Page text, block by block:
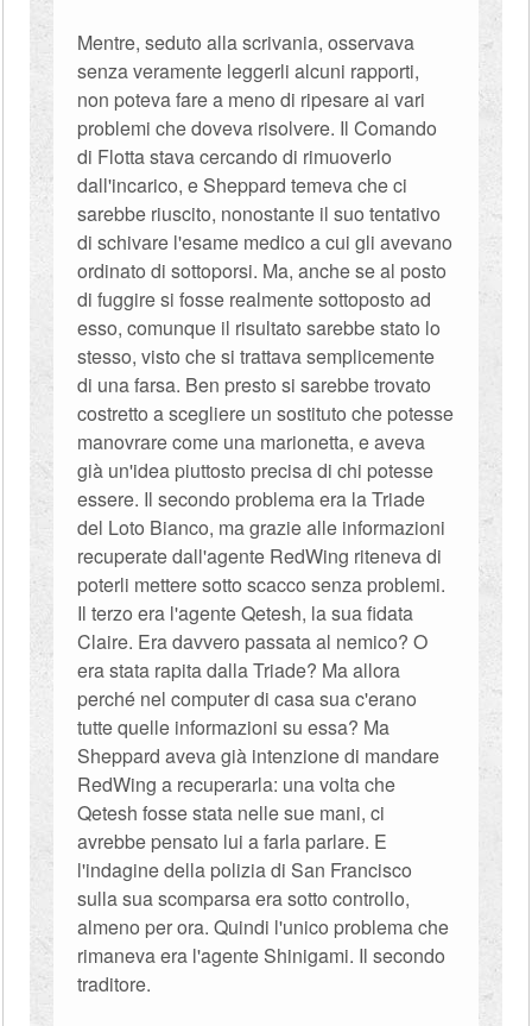
Mentre, seduto alla scrivania, osservava
senza veramente leggerli alcuni rapporti,
non poteva fare a meno di ripesare ai vari
problemi che doveva risolvere. Il Comando
di Flotta stava cercando di rimuoverlo
dall'incarico, e Sheppard temeva che ci
sarebbe riuscito, nonostante il suo tentativo
di schivare l'esame medico a cui gli avevano
ordinato di sottoporsi. Ma, anche se al posto
di fuggire si fosse realmente sottoposto ad
esso, comunque il risultato sarebbe stato lo
stesso, visto che si trattava semplicemente
di una farsa. Ben presto si sarebbe trovato
costretto a scegliere un sostituto che potesse
manovrare come una marionetta, e aveva
già un'idea piuttosto precisa di chi potesse
essere. Il secondo problema era la Triade
del Loto Bianco, ma grazie alle informazioni
recuperate dall'agente RedWing riteneva di
poterli mettere sotto scacco senza problemi.
Il terzo era l'agente Qetesh, la sua fidata
Claire. Era davvero passata al nemico? O
era stata rapita dalla Triade? Ma allora
perché nel computer di casa sua c'erano
tutte quelle informazioni su essa? Ma
Sheppard aveva già intenzione di mandare
RedWing a recuperarla: una volta che
Qetesh fosse stata nelle sue mani, ci
avrebbe pensato lui a farla parlare. E
l'indagine della polizia di San Francisco
sulla sua scomparsa era sotto controllo,
almeno per ora. Quindi l'unico problema che
rimaneva era l'agente Shinigami. Il secondo
traditore.